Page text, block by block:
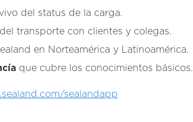
del status de la carga.
transporte con clientes y colegas.
en Norteamérica y Latinoamérica.
que cubre los conocimientos básicos.
sealandapp